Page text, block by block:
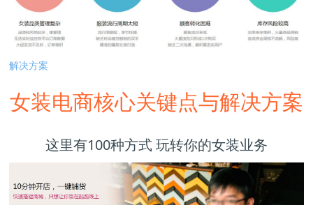
解决方案
女装电商核心关键点与解决方案
这里有100种方式 玩转你的女装业务